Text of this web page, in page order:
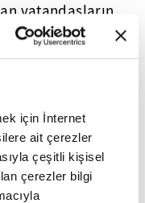
için İnternet
ait çerezler
çeşitli kişisel
çerezler bilgi
vatandaşların
turistlerin
güzelliklerin
verilirse her
hazırız.
öneme sahip